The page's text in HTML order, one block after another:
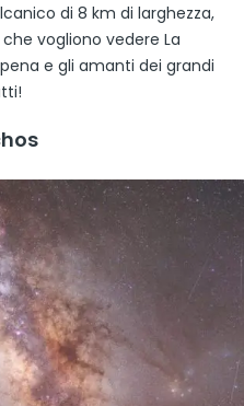
di 8 km di larghezza,
vogliono vedere La
e gli amanti dei grandi